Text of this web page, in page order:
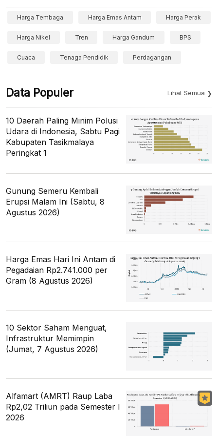
Harga Tembaga Harga Emas Antam Harga Perak
Harga Nikel Tren Harga Gandum BPS
Cuaca Tenaga Pendidik Perdagangan
Data Populer Lihat Semua
10 Daerah Paling Minim Polusi
Udara di Indonesia, Sabtu Pagi
Kabupaten Tasikmalaya
Peringkat 1
Gunung Semeru Kembali
Erupsi Malam Ini (Sabtu, 8
Agustus 2026)
Harga Emas Hari Ini Antam di
Pegadaian Rp2.741.000 per
Gram (8 Agustus 2026)
10 Sektor Saham Menguat,
Infrastruktur Memimpin
(Jumat, 7 Agustus 2026)
Alfamart (AMRT) Raup Laba
Rp2,02 Triliun pada Semester I
2026